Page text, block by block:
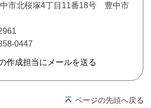
市北桜塚4丁目11番18号 豊中市
0447
作成担当にメールを送る
ページの先頭へ戻る